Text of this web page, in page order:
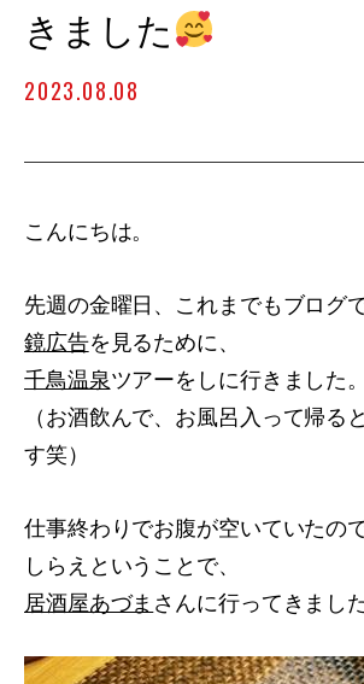
きました
2023.08.08
こんにちは。
先週の金曜日、これまでもブログ
鏡広告を見るために、
千鳥温泉ツアーをしに行きました。
（お酒飲んで、お風呂入って帰る
す笑）
仕事終わりでお腹が空いていたの
しらえということで、
居酒屋あづま さんに行ってきました